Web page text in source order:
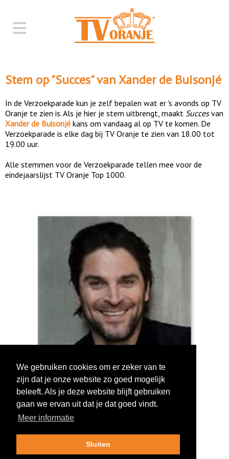
Stem op "Succes" vanXander de Buisonjé
In de Verzoekparade kun je zelf bepalen wat er 's avonds op TV
Oranje te zien is. Als je hier je stem uitbrengt, maakt Succesvan
Xander de Buisonjé kans om vandaag al op TV te komen. De
Verzoekparade is elke dag bij TV Oranje te zien van 18.00 tot
19.00 uur.
Alle stemmen voor de Verzoekparade tellen mee voor de
eindejaarslijst TV Oranje Top 1000.
Log in om te stemmen!
We gebruiken cookies om er zeker van te
zijn dat je onze website zo goed mogelijk
beleeft. Als je deze website blijft gebruiken
gaan we ervan uit dat je dat goed vindt.
Meer informatie
Sluiten